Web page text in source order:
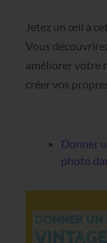
Jetez un œil à
Vous
améliorer votre
créer vos
Donner
photo